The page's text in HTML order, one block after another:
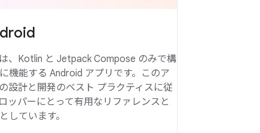
、Kotlin と Jetpack Compose のみで構
機能する Android アプリです。このア
設計と開発のベスト プラクティスに従
ッパーにとって有用なリファレンスと
しています。